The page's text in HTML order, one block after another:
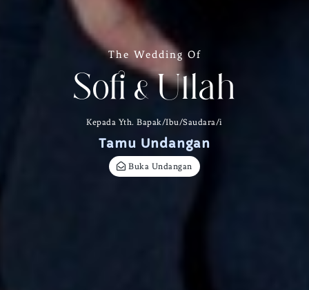
The Wedding Of
Sofi & Ullah
Kepada Yth. Bapak/Ibu/Saudara/i
Tamu Undangan
Buka Undangan